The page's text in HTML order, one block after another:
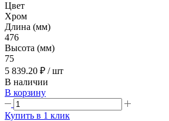
Цвет
Хром
Длина (мм)
476
Высота (мм)
75
5 839.20 ₽ / шт
В наличии
В корзину
Купить в 1 клик